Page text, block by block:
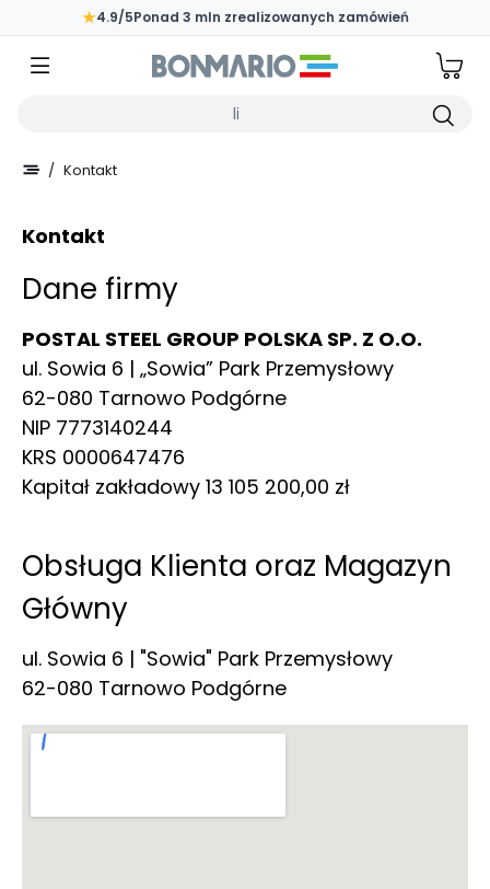
Przejdź do głównej zawartości strony
★4.9/5Ponad 3 mln zrealizowanych zamówień
/ Kontakt
Kontakt
Dane firmy
POSTAL STEEL GROUP POLSKA SP. Z O.O.
ul. Sowia 6 | „Sowia” Park Przemysłowy
62-080 Tarnowo Podgórne
NIP 7773140244
KRS 0000647476
Kapitał zakładowy 13 105 200,00 zł
Obsługa Klienta oraz Magazyn
Główny
ul. Sowia 6 | "Sowia" Park Przemysłowy
62-080 Tarnowo Podgórne